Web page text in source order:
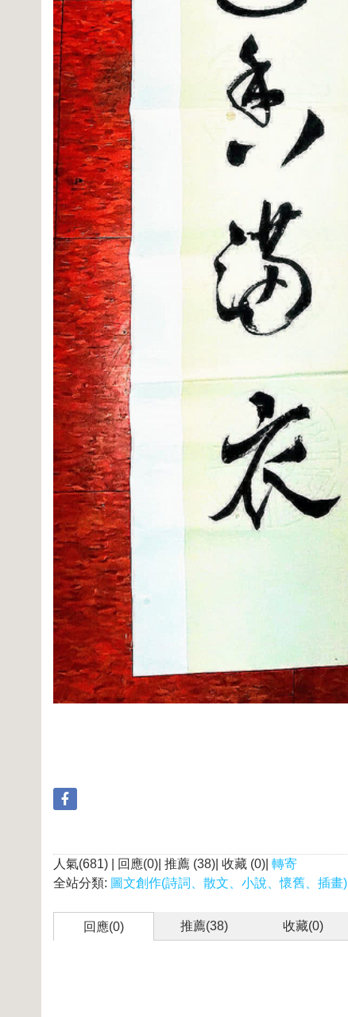
人氣(681) | 回應(0)| 推薦 (38)| 收藏 (0)| 轉寄
全站分類: 圖文創作(詩詞、散文、小說、懷舊、插畫)
回應(0) 推薦(38) 收藏(0)